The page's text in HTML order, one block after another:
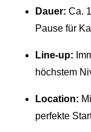
Dauer: Ca.
Pause für
Line-up:
höchstem
Location:
perfekte